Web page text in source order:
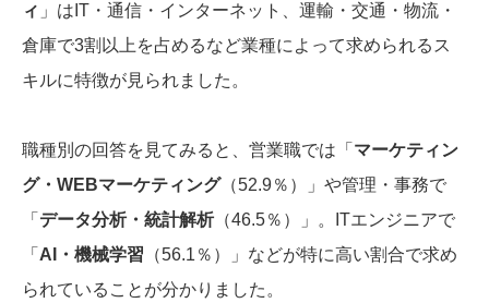
ィ 」はIT・通信・インターネット、運輸・交通・物流・
倉庫で3割以上を占めるなど業種によって求められるス
キルに特徴が見られました。
職種別の回答を見てみると、営業職では「 マーケティン
グ・WEBマーケティング（52.9％）」や管理・事務で
「 データ分析・統計解析（46.5％）」。ITエンジニアで
「 AI・機械学習 （56.1％）」などが特に高い割合で求め
られていることが分かりました。